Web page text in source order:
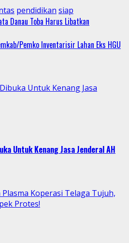
pendidikan siap
Danau Toba Harus Libatkan
Pemko Inventarisir Lahan Eks HGU
Untuk Kenang Jasa
Untuk Kenang Jasa Jenderal AH
Koperasi Telaga Tujuh,
Protes!